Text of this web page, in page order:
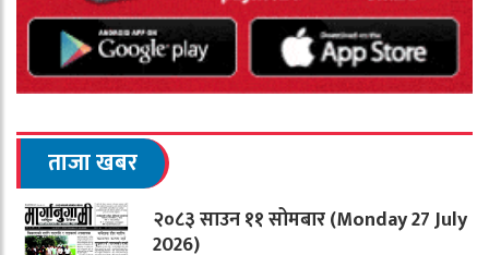
ताजा खबर
२०८३ साउन ११ सोमबार (Monday 27 July
2026)